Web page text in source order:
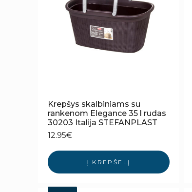
Krepšys skalbiniams su
rankenom Elegance 35 l rudas
30203 Italija STEFANPLAST
12.95€
Į KREPŠELĮ